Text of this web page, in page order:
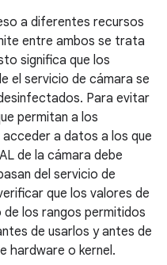
a diferentes recursos
entre ambos se trata
significa que los
el servicio de cámara se
Para evitar
permitan a los
a datos a los que
de la cámara debe
del servicio de
que los valores de
los rangos permitidos
de usarlos y antes de
hardware o kernel.